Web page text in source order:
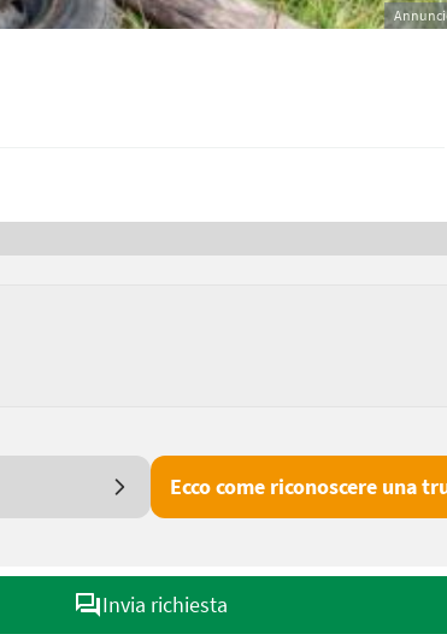
Ecco come riconoscere una
Invia richiesta